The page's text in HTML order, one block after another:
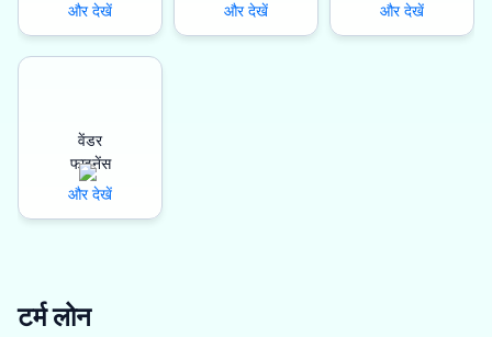
और देखें
और देखें
और देखें
वेंडर
फाइनेंस
और देखें
टर्म लोन